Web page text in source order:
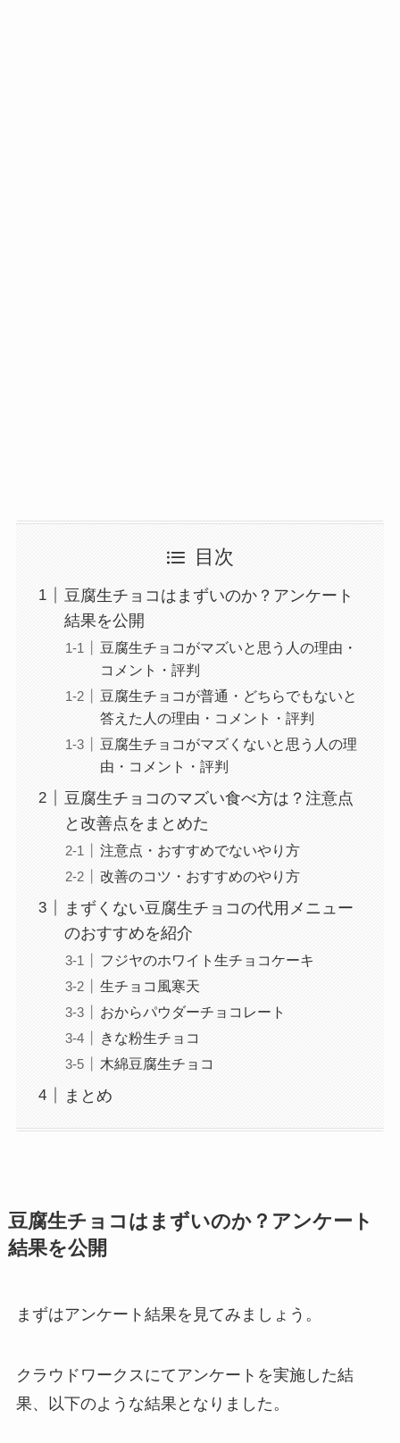
目次
豆腐生チョコはまずいのか？アンケート
結果を公開
豆腐生チョコがマズいと思う人の理由・
コメント・評判
豆腐生チョコが普通・どちらでもないと
答えた人の理由・コメント・評判
豆腐生チョコがマズくないと思う人の理
由・コメント・評判
豆腐生チョコのマズい食べ方は？注意点
と改善点をまとめた
注意点・おすすめでないやり方
改善のコツ・おすすめのやり方
まずくない豆腐生チョコの代用メニュー
のおすすめを紹介
フジヤのホワイト生チョコケーキ
生チョコ風寒天
おからパウダーチョコレート
きな粉生チョコ
木綿豆腐生チョコ
まとめ
豆腐生チョコはまずいのか？アンケート
結果を公開
まずはアンケート結果を見てみましょう。
クラウドワークスにてアンケートを実施した結
果、以下のような結果となりました。